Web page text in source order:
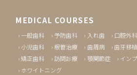
MEDICAL COURSES
一般歯科 予防歯科 入れ歯 口腔外科
小児歯科
根管治療 歯周病 歯牙移植
矯正歯科
訪問診療 顎関節症
イン
ホワイトニング